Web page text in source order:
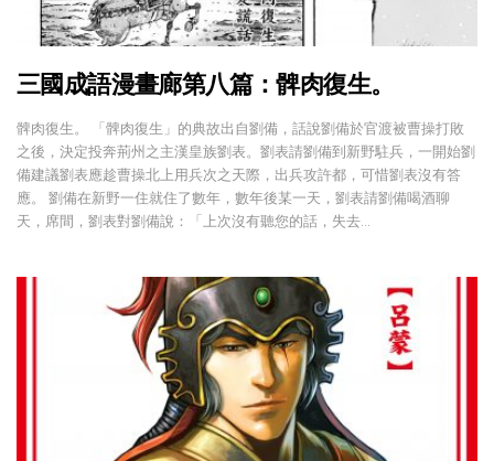
三國成語漫畫廊第八篇：髀肉復生。
髀肉復生。 「髀肉復生」的典故出自劉備，話說劉備於官渡被曹操打敗
之後，決定投奔荊州之主漢皇族劉表。劉表請劉備到新野駐兵，一開始劉
備建議劉表應趁曹操北上用兵次之天際，出兵攻許都，可惜劉表沒有答
應。 劉備在新野一住就住了數年，數年後某一天，劉表請劉備喝酒聊
天，席間，劉表對劉備說：「上次沒有聽您的話，失去…